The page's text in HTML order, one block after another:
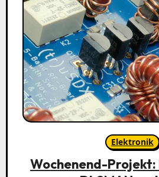
Elektronik
Wochenend-Projekt: